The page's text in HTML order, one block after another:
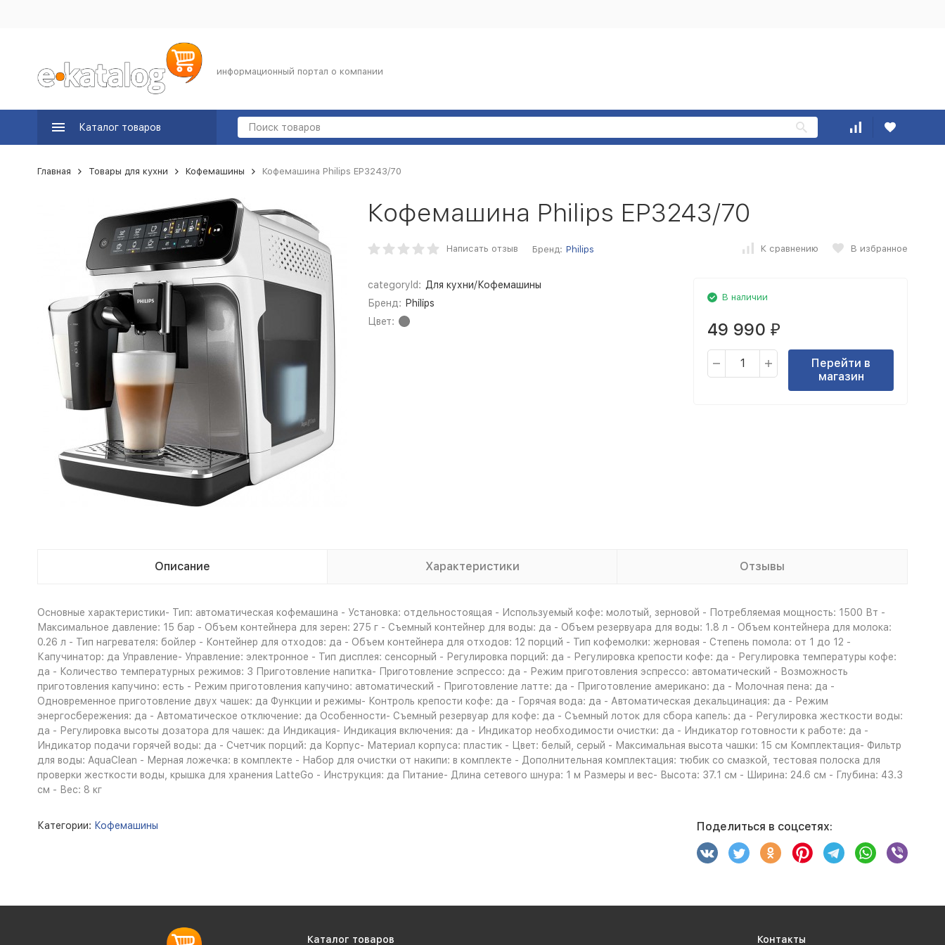
информационный портал о компании
Каталог товаров
Главная Товары для кухни Кофемашины Кофемашина Philips EP3243/70
Кофемашина Philips EP3243/70
Написать отзыв Бренд: Philips К сравнению В избранное
categoryId: Для кухни/Кофемашины
Бренд: Philips
Цвет:
В наличии
49 990 ₽
Перейти в
магазин
Описание Характеристики Отзывы
Основные характеристики- Тип: автоматическая кофемашина - Установка: отдельностоящая - Используемый кофе: молотый, зерновой - Потребляемая мощность: 1500 Вт -
Максимальное давление: 15 бар - Объем контейнера для зерен: 275 г - Съемный контейнер для воды: да - Объем резервуара для воды: 1.8 л - Объем контейнера для молока:
0.26 л - Тип нагревателя: бойлер - Контейнер для отходов: да - Объем контейнера для отходов: 12 порций - Тип кофемолки: жерновая - Степень помола: от 1 до 12 -
Капучинатор: да Управление- Управление: электронное - Тип дисплея: сенсорный - Регулировка порций: да - Регулировка крепости кофе: да - Регулировка температуры кофе:
да - Количество температурных режимов: 3 Приготовление напитка- Приготовление эспрессо: да - Режим приготовления эспрессо: автоматический - Возможность
приготовления капучино: есть - Режим приготовления капучино: автоматический - Приготовление латте: да - Приготовление американо: да - Молочная пена: да -
Одновременное приготовление двух чашек: да Функции и режимы- Контроль крепости кофе: да - Горячая вода: да - Автоматическая декальцинация: да - Режим
энергосбережения: да - Автоматическое отключение: да Особенности- Съемный резервуар для кофе: да - Съемный лоток для сбора капель: да - Регулировка жесткости воды:
да - Регулировка высоты дозатора для чашек: да Индикация- Индикация включения: да - Индикатор необходимости очистки: да - Индикатор готовности к работе: да -
Индикатор подачи горячей воды: да - Счетчик порций: да Корпус- Материал корпуса: пластик - Цвет: белый, серый - Максимальная высота чашки: 15 см Комплектация- Фильтр
для воды: AquaClean - Мерная ложечка: в комплекте - Набор для очистки от накипи: в комплекте - Дополнительная комплектация: тюбик со смазкой, тестовая полоска для
проверки жесткости воды, крышка для хранения LatteGo - Инструкция: да Питание- Длина сетевого шнура: 1 м Размеры и вес- Высота: 37.1 см - Ширина: 24.6 см - Глубина: 43.3
см - Вес: 8 кг
Категории: Кофемашины Поделиться в соцсетях:
Каталог товаров Контакты